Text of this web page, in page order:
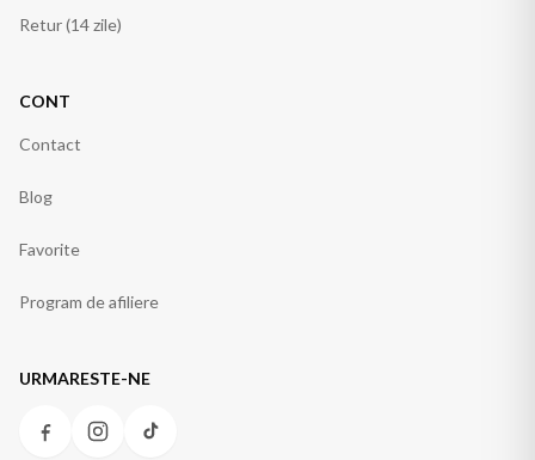
Retur (14 zile)
CONT
Contact
Blog
Favorite
Program de afiliere
URMARESTE-NE